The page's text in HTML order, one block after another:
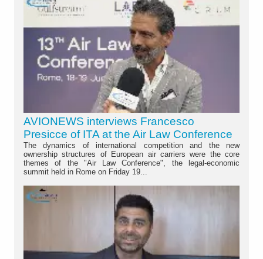
AVIONEWS interviews Francesco
Presicce of ITA at the Air Law Conference
The dynamics of international competition and the new
ownership structures of European air carriers were the core
themes of the "Air Law Conference", the legal-economic
summit held in Rome on Friday 19...